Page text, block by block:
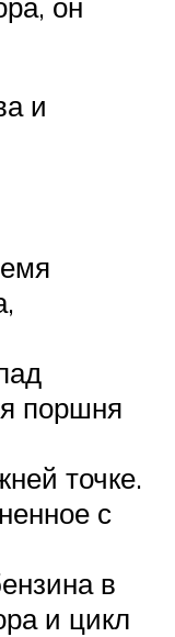
и
поршня
точке.
с
в
и цикл